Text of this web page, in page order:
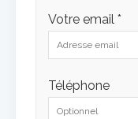
Votre email *
Téléphone